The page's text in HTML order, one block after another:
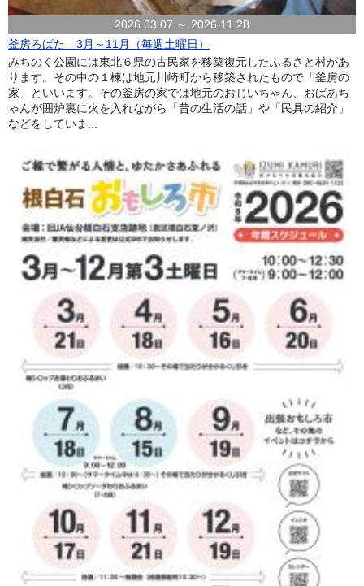
2026.03.07 ～ 2026.11.28
釜房ろばた 3月～11月（毎週土曜日）
みちのく公園には東北６県の古民家を移築復元したふるさと村があ
ります。その中の１棟は地元川崎町から移築されたもので「釜房の
家」といいます。その釜房の家では地元のおじいちゃん、おばあち
ゃんが囲炉裏に火を入れながら「昔の生活の話」や「民具の紹介」
などをしていま...